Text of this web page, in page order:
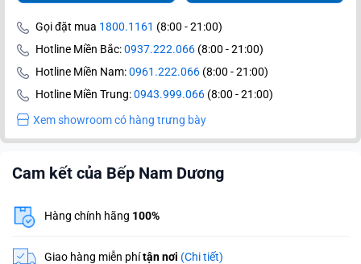
Gọi đặt mua 1800.1161 (8:00 - 21:00)
Hotline Miền Bắc:0937.222.066 (8:00 - 21:00)
Hotline Miền Nam:0961.222.066 (8:00 - 21:00)
Hotline Miền Trung:0943.999.066 (8:00 - 21:00)
Xem showroom có hàng trưng bày
Cam kết của Bếp Nam Dương
Hàng chính hãng 100%
Giao hàng miễn phítận nơi (Chi tiết)